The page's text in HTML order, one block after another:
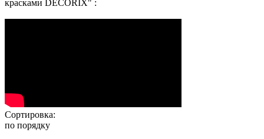
красками DECORIX" :
Сортировка:
по порядку